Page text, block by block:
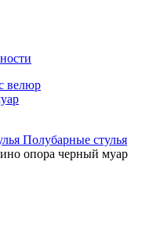
Полубарные стулья
опора черный муар